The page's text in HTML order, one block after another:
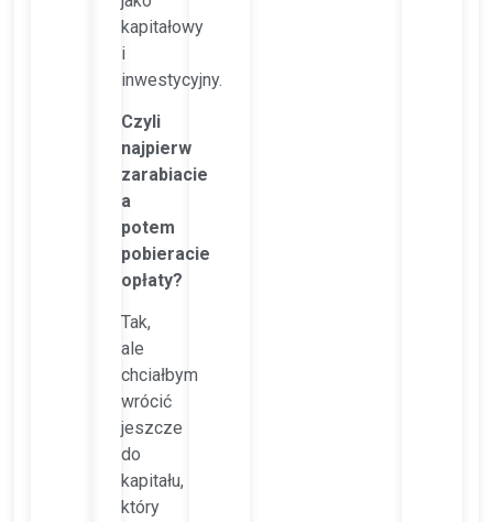
kapitałowy
i
inwestycyjny.
Czyli
najpierw
zarabiacie
a
potem
pobieracie
opłaty?
Tak,
ale
chciałbym
wrócić
jeszcze
do
kapitału,
który